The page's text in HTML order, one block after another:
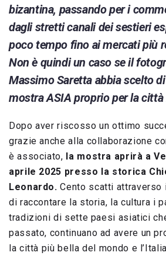
bizantina, passando per i
dagli stretti canali dei sestieri
poco tempo fino ai mercati più
Non è quindi un caso se il
Massimo Saretta abbia scelto di
mostra ASIA proprio per la città
Dopo aver riscosso un ottimo
grazie anche alla collaborazione
è associato, la mostra aprirà a
aprile 2025 presso la storica
Leonardo. Cento scatti attraverso
di raccontare la storia, la cultura i
tradizioni di sette paesi asiatici
passato, continuano ad avere un
la città più bella del mondo e